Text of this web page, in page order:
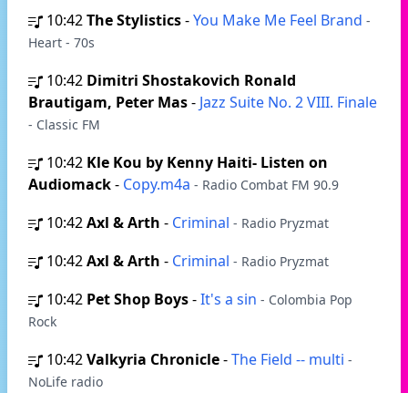
10:42The Stylistics-You Make Me Feel Brand -
Heart - 70s
10:42 Dimitri Shostakovich Ronald
Brautigam, Peter Mas- Jazz Suite No. 2 VIII. Finale
- Classic FM
10:42 Kle Kou by Kenny Haiti- Listen on
Audiomack- Copy.m4a - Radio Combat FM 90.9
10:42Axl & Arth - Criminal - Radio Pryzmat
10:42Axl & Arth - Criminal - Radio Pryzmat
10:42 Pet Shop Boys-It's a sin - Colombia Pop
Rock
10:42Valkyria Chronicle-The Field -- multi -
NoLife radio